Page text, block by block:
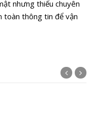
nhưng thiếu chuyên
toàn thông tin để vận